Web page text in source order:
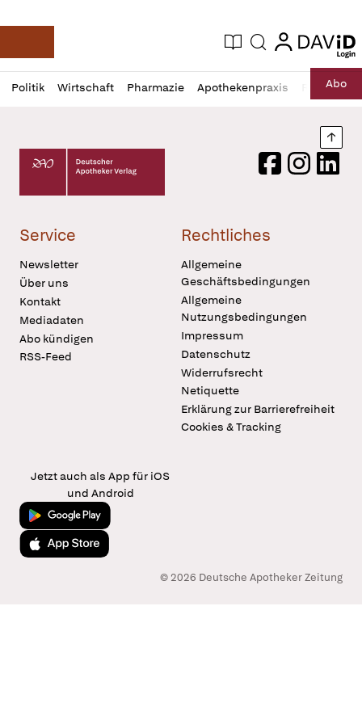
Deutsche Apotheker Zeitung
Aktuelle Ausgabe
Suche login
login
Politik Wirtschaft Pharmazie Apothekenpraxis RechtAbo
Profil
öffnen
Daz
Pur
Deutscher Apotheker Verlag Logo
FacebookInstagram
Service
Newsletter
Über uns
Kontakt
Mediadaten
Abo kündigen
RSS-Feed
Rechtliches
Allgemeine
Geschäftsbedingungen
Allgemeine
Nutzungsbedingungen
Impressum
Datenschutz
Widerrufsrecht
Netiquette
Erklärung zur Barrierefreiheit
Cookies & Tracking
Jetzt auch als App für iOS
und Android
Jetzt bei Google Play
Laden im App Store
© 2026 Deutsche Apotheker Zeitung